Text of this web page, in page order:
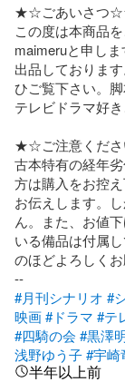
★☆ごあいさつ
この度は本商品
maimeruと申し
出品しておりま
ひご覧下さい。
テレビドラマ好
★☆ご注意くだ
古本特有の経年
方は購入をお控
お伝えします。
ん。また、お値
いる備品は付属
のほどよろしくお
#月刊シナリオ #
映画#ドラマ #テ
#四騎の会 #黒澤
浅野ゆう子#宇崎
半年以上前